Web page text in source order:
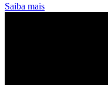
Saiba mais